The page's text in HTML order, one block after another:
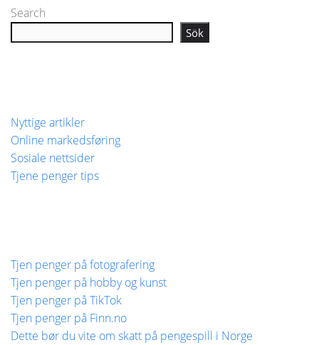
Search
Sök
Nyttige artikler
Online markedsføring
Sosiale nettsider
Tjene penger tips
Tjen penger på fotografering
Tjen penger på hobby og kunst
Tjen penger på TikTok
Tjen penger på Finn.no
Dette bør du vite om skatt på pengespill i Norge